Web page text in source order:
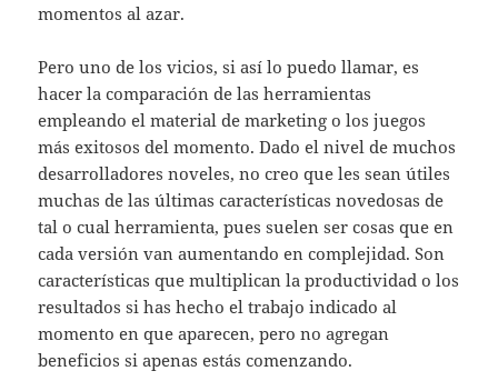
momentos al azar.
Pero uno de los vicios, si así lo puedo llamar, es
hacer la comparación de las herramientas
empleando el material de marketing o los juegos
más exitosos del momento. Dado el nivel de muchos
desarrolladores noveles, no creo que les sean útiles
muchas de las últimas características novedosas de
tal o cual herramienta, pues suelen ser cosas que en
cada versión van aumentando en complejidad. Son
características que multiplican la productividad o los
resultados si has hecho el trabajo indicado al
momento en que aparecen, pero no agregan
beneficios si apenas estás comenzando.